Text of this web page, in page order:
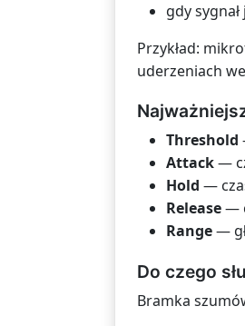
gdy sygnał
Przykład:
uderzeniach
Threshold
Attack—
Hold —
Release—
Range—
Do czego
Bramka